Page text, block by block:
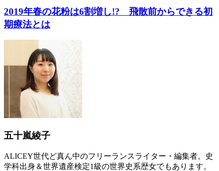
2019年春の花粉は6割増し!? 飛散前からできる初
期療法とは
五十嵐綾子
ALICEY世代ど真ん中のフリーランスライター・編集者。史
学科出身＆世界遺産検定1級の世界史系歴女でもあります。